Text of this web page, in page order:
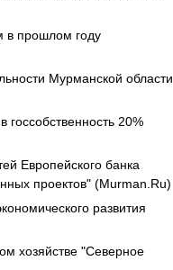
в прошлом году
Мурманской области
20%
Европейского банка
проектов" (Murman.Ru)
развития
хозяйстве "Северное